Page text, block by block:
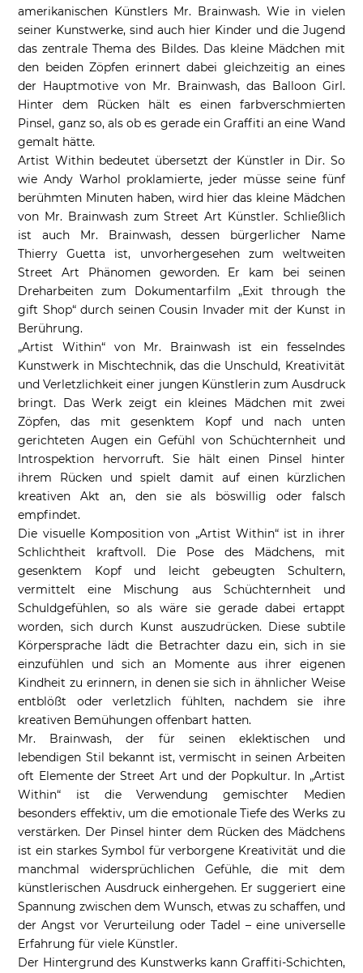
amerikanischen Künstlers Mr. Brainwash. Wie in vielen
seiner Kunstwerke, sind auch hier Kinder und die Jugend
das zentrale Thema des Bildes. Das kleine Mädchen mit
den beiden Zöpfen erinnert dabei gleichzeitig an eines
der Hauptmotive von Mr. Brainwash, das Balloon Girl.
Hinter dem Rücken hält es einen farbverschmierten
Pinsel, ganz so, als ob es gerade ein Graffiti an eine Wand
gemalt hätte.
Artist Within bedeutet übersetzt der Künstler in Dir. So
wie Andy Warhol proklamierte, jeder müsse seine fünf
berühmten Minuten haben, wird hier das kleine Mädchen
von Mr. Brainwash zum Street Art Künstler. Schließlich
ist auch Mr. Brainwash, dessen bürgerlicher Name
Thierry Guetta ist, unvorhergesehen zum weltweiten
Street Art Phänomen geworden. Er kam bei seinen
Dreharbeiten zum Dokumentarfilm „Exit through the
gift Shop“ durch seinen Cousin Invader mit der Kunst in
Berührung.
„Artist Within“ von Mr. Brainwash ist ein fesselndes
Kunstwerk in Mischtechnik, das die Unschuld, Kreativität
und Verletzlichkeit einer jungen Künstlerin zum Ausdruck
bringt. Das Werk zeigt ein kleines Mädchen mit zwei
Zöpfen, das mit gesenktem Kopf und nach unten
gerichteten Augen ein Gefühl von Schüchternheit und
Introspektion hervorruft. Sie hält einen Pinsel hinter
ihrem Rücken und spielt damit auf einen kürzlichen
kreativen Akt an, den sie als böswillig oder falsch
empfindet.
Die visuelle Komposition von „Artist Within“ ist in ihrer
Schlichtheit kraftvoll. Die Pose des Mädchens, mit
gesenktem Kopf und leicht gebeugten Schultern,
vermittelt eine Mischung aus Schüchternheit und
Schuldgefühlen, so als wäre sie gerade dabei ertappt
worden, sich durch Kunst auszudrücken. Diese subtile
Körpersprache lädt die Betrachter dazu ein, sich in sie
einzufühlen und sich an Momente aus ihrer eigenen
Kindheit zu erinnern, in denen sie sich in ähnlicher Weise
entblößt oder verletzlich fühlten, nachdem sie ihre
kreativen Bemühungen offenbart hatten.
Mr. Brainwash, der für seinen eklektischen und
lebendigen Stil bekannt ist, vermischt in seinen Arbeiten
oft Elemente der Street Art und der Popkultur. In „Artist
Within“ ist die Verwendung gemischter Medien
besonders effektiv, um die emotionale Tiefe des Werks zu
verstärken. Der Pinsel hinter dem Rücken des Mädchens
ist ein starkes Symbol für verborgene Kreativität und die
manchmal widersprüchlichen Gefühle, die mit dem
künstlerischen Ausdruck einhergehen. Er suggeriert eine
Spannung zwischen dem Wunsch, etwas zu schaffen, und
der Angst vor Verurteilung oder Tadel – eine universelle
Erfahrung für viele Künstler.
Der Hintergrund des Kunstwerks kann Graffiti-Schichten,